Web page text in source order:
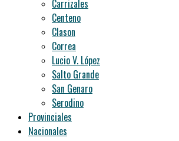
Carrizales
Centeno
Clason
Correa
Lucio V. López
Salto Grande
San Genaro
Serodino
Provinciales
Nacionales